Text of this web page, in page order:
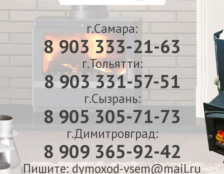
г.Самара:
8 903 333-21-63
г.Тольятти:
8 903 331-57-51
г.Сызрань:
8 905 305-71-73
г.Димитровград:
8 909 365-92-42
Пишите: dymoxod-vsem@mail.ru